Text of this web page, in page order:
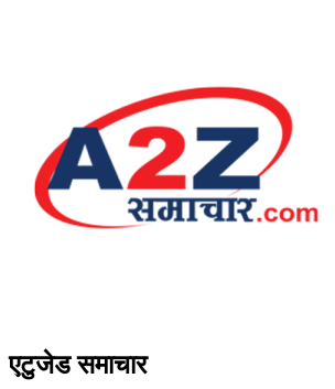
एटुजेड समाचार